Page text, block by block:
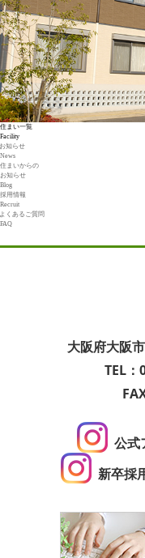
住まい一覧
Facility
お知らせ
News
住まいからの
お知らせ
Blog
採用情報
Recruit
よくあるご質問
FAQ
大阪府大阪
TEL：
公式
新卒採